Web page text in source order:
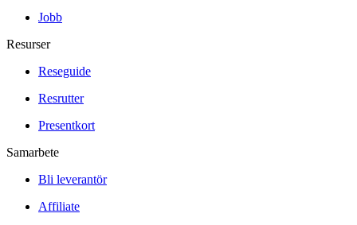
Jobb
Resurser
Reseguide
Resrutter
Presentkort
Samarbete
Bli leverantör
Affiliate